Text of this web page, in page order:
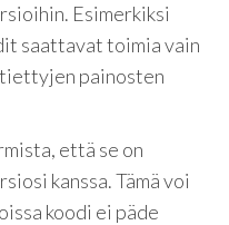
Esimerkiksi
saattavat toimia vain
painosten
että se on
kanssa. Tämä voi
koodi ei päde